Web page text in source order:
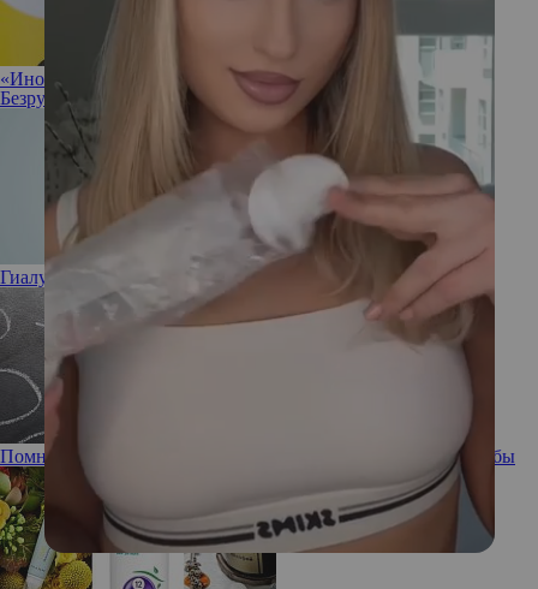
«Иногда полезно разрешить себе ничего не делать»: Ирина
Безрукова не против прокрастинации
Гиалуроновая кислота: полезна или вредна
Помнишь ли ты: забывчивость, ее причины и способы борьбы